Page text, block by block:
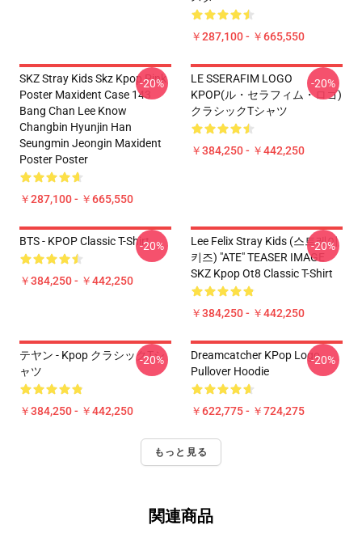
￥287,100 - ￥665,550
SKZ Stray Kids Skz Kpop Pink
Poster Maxident Case 143
Bang Chan Lee Know
Changbin Hyunjin Han
Seungmin Jeongin Maxident
Poster Poster
￥287,100 - ￥665,550
-20%
LE SSERAFIM LOGO
KPOP(ル・セラフィム・ロゴ)
クラシックTシャツ
￥384,250 - ￥442,250
-20%
BTS - KPOP Classic T-Shirt
￥384,250 - ￥442,250
-20%
Lee Felix Stray Kids (스트레이
키즈) "ATE" TEASER IMAGE
SKZ Kpop Ot8 Classic T-Shirt
￥384,250 - ￥442,250
-20%
テヤン - Kpop クラシックTシ
ャツ
￥384,250 - ￥442,250
-20%
Dreamcatcher KPop Logo
Pullover Hoodie
￥622,775 - ￥724,275
-20%
もっと見る
関連商品